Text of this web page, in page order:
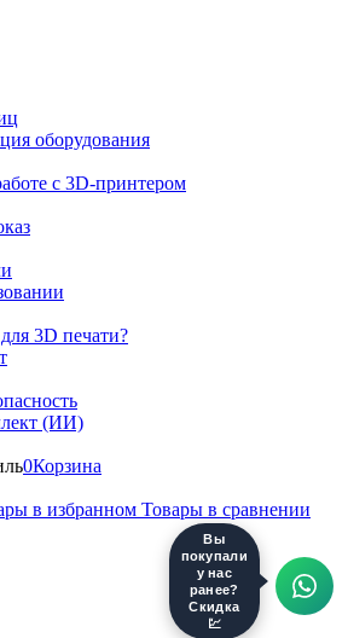
оборудования
с 3D-принтером
3D печати?
(ИИ)
Вы
покупали
у нас
ранее?
Скидка
💹
0Корзина
в избранном Товары в сравнении